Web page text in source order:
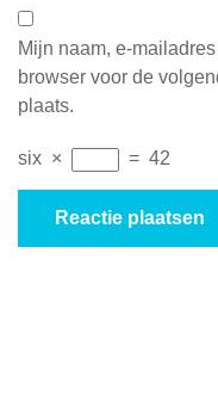
Mijn naam, e-
browser voor de
plaats.
six × = 42